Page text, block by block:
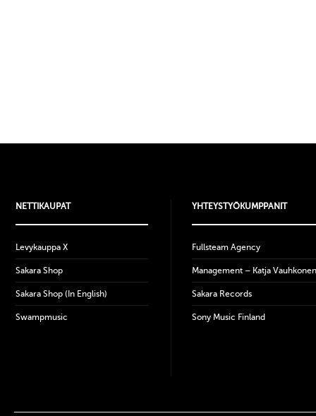
NETTIKAUPAT
Levykauppa X
Sakara Shop
Sakara Shop (In English)
Swampmusic
YHTEYSTYÖKUMPPANIT
Fullsteam Agency
Management – Katja Vauhkonen
Sakara Records
Sony Music Finland